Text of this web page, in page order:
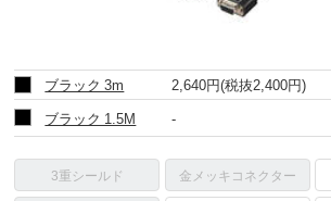
ブラック 3m 2,640円(税抜2,400円)
ブラック 1.5M
-
3重シールド 金メッキコネクター